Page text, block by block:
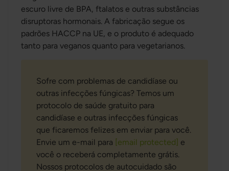
escuro livre de BPA, ftalatos e outras substâncias
disruptoras hormonais. A fabricação segue os
padrões HACCP na UE, e o produto é adequado
tanto para veganos quanto para vegetarianos.
Sofre com problemas de candidíase ou
outras infecções fúngicas? Temos um
protocolo de saúde gratuito para
candidíase e outras infecções fúngicas
que ficaremos felizes em enviar para você.
Envie um e-mail para [email protected] e
você o receberá completamente grátis.
Nossos protocolos de autocuidado são